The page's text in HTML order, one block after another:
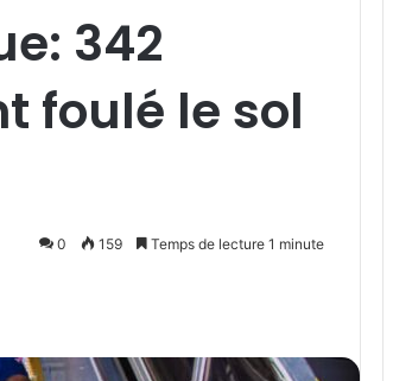
342
foulé le sol
0 159 Temps de lecture 1 minute